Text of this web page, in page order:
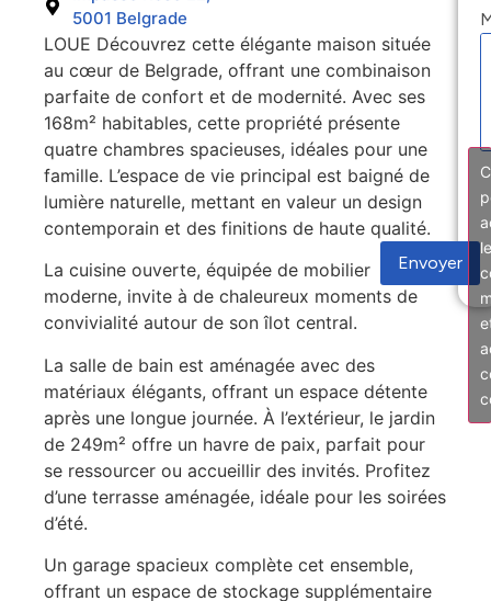
5001 Belgrade
LOUE Découvrez cette élégante maison située
au cœur de Belgrade, offrant une combinaison
parfaite de confort et de modernité. Avec ses
168m² habitables, cette propriété présente
quatre chambres spacieuses, idéales pour une
famille. L’espace de vie principal est baigné de
lumière naturelle, mettant en valeur un design
contemporain et des finitions de haute qualité.
La cuisine ouverte, équipée de mobilier
moderne, invite à de chaleureux moments de
convivialité autour de son îlot central.
La salle de bain est aménagée avec des
matériaux élégants, offrant un espace détente
après une longue journée. À l’extérieur, le jardin
de 249m² offre un havre de paix, parfait pour
se ressourcer ou accueillir des invités. Profitez
d’une terrasse aménagée, idéale pour les soirées
d’été.
Un garage spacieux complète cet ensemble,
offrant un espace de stockage supplémentaire
Envoyer